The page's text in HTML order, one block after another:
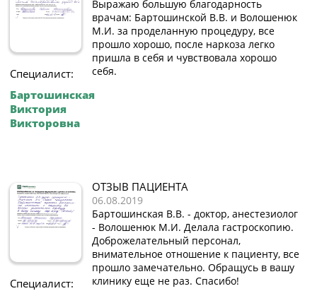
Специалист:
Бартошинская
Виктория
Викторовна
Выражаю большую благодарность
врачам: Бартошинской В.В. и Волошенюк
М.И. за проделанную процедуру, все
прошло хорошо, после наркоза легко
пришла в себя и чувствовала хорошо
себя.
Специалист:
ОТЗЫВ ПАЦИЕНТА
06.08.2019
Бартошинская В.В. - доктор, анестезиолог
- Волошенюк М.И. Делала гастроскопию.
Доброжелательный персонал,
внимательное отношение к пациенту, все
прошло замечательно. Обращусь в вашу
клинику еще не раз. Спасибо!